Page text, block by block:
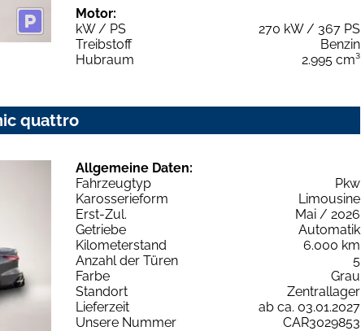
Motor:
kW / PS
270 kW / 367 PS
Treibstoff
Benzin
Hubraum
2.995 cm³
quattro
Allgemeine Daten:
Fahrzeugtyp
Pkw
Karosserieform
Limousine
Erst-Zul.
Mai / 2026
Getriebe
Automatik
Kilometerstand
6.000 km
Anzahl der Türen
5
Farbe
Grau
Standort
Zentrallager
Lieferzeit
ab ca. 03.01.2027
Unsere Nummer
CAR3029853